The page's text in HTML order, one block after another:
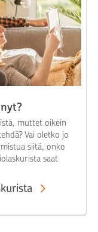
muttet oikein
Vai oletko jo
siitä, onko
saat